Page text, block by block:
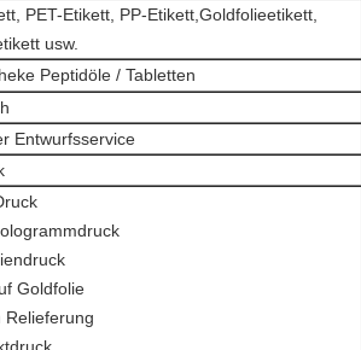
PET-Etikett, PP-Etikett,Goldfolieetikett,
usw.
Peptidöle / Tabletten
Entwurfsservice
Goldfolie
Relieferung